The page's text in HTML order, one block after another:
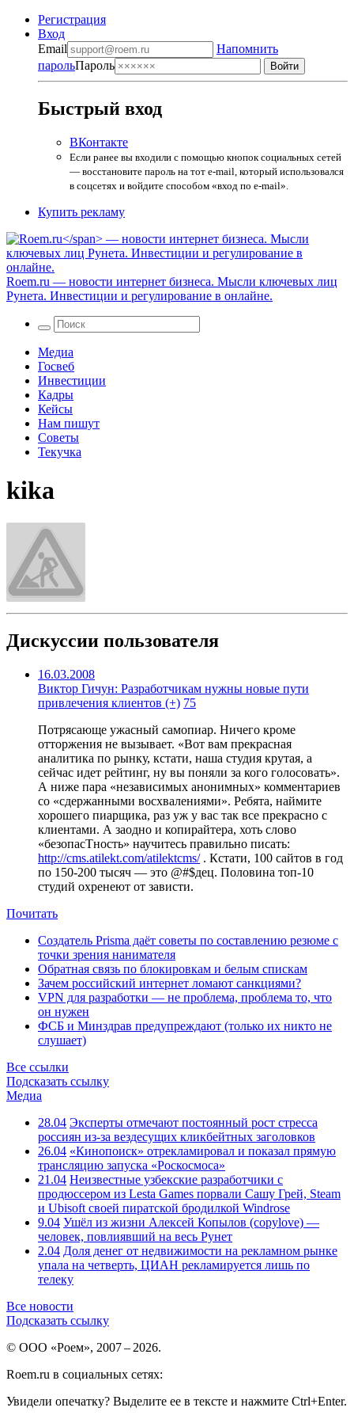
Регистрация
Вход
Email
Напомнить
парольПароль
Быстрый вход
ВКонтакте
Если ранее вы входили с помощью кнопок социальных сетей
— восстановите пароль на тот e-mail, который использовался
в соцсетях и войдите способом «вход по e-mail».
Купить рекламу
Roem.ru — новости интернет бизнеса. Мысли ключевых лиц
Рунета. Инвестиции и регулирование в онлайне.
Медиа
Госвеб
Инвестиции
Кадры
Кейсы
Нам пишут
Советы
Текучка
kika
Дискуссии пользователя
16.03.2008
Виктор Гичун: Разработчикам нужны новые пути
привлечения клиентов (+) 75
Потрясающе ужасный самопиар. Ничего кроме
отторжения не вызывает. «Вот вам прекрасная
аналитика по рынку, кстати, наша студия крутая, а
сейчас идет рейтинг, ну вы поняли за кого голосовать».
А ниже пара «независимых анонимных» комментариев
со «сдержанными восхвалениями». Ребята, наймите
хорошего пиарщика, раз уж у вас так все прекрасно с
клиентами. А заодно и копирайтера, хоть слово
«безопасТность» научитесь правильно писать:
http://cms.atilekt.com/atilektcms/. Кстати, 100 сайтов в год
по 150-200 тысяч — это @#$дец. Половина топ-10
студий охренеют от зависти.
Почитать
Создатель Prisma даёт советы по составлению резюме с
точки зрения нанимателя
Обратная связь по блокировкам и белым спискам
Зачем российский интернет ломают санкциями?
VPN для разработки — не проблема, проблема то, что
он нужен
ФСБ и Минздрав предупреждают (только их никто не
слушает)
Все ссылки
Подсказать ссылку
Медиа
28.04 Эксперты отмечают постоянный рост стресса
россиян из-за вездесущих кликбейтных заголовков
26.04 «Кинопоиск» отрекламировал и показал прямую
трансляцию запуска «Роскосмоса»
21.04 Неизвестные узбекские разработчики с
продюссером из Lesta Games порвали Сашу Грей, Steam
и Ubisoft своей пиратской бродилкой Windrose
9.04 Ушёл из жизни Алексей Копылов (copylove) —
человек, повлиявший на весь Рунет
2.04 Доля денег от недвижимости на рекламном рынке
упала на четверть, ЦИАН рекламируется лишь по
телеку
Все новости
Подсказать ссылку
© ООО «Роем», 2007 – 2026.
Roem.ru в социальных сетях:
Увидели опечатку? Выделите ее в тексте и нажмите Ctrl+Enter.